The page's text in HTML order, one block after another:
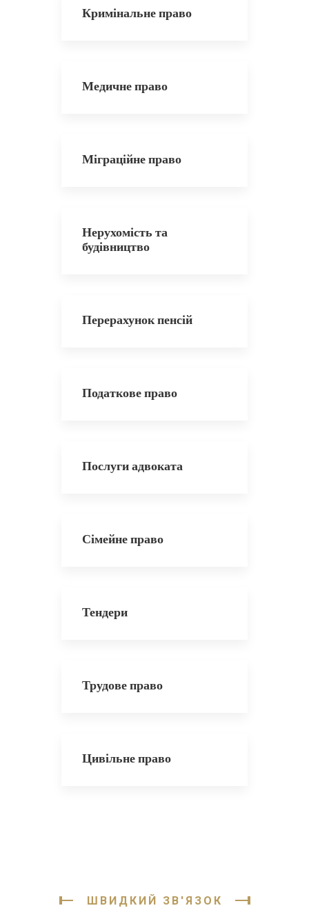
Кримінальне право
Медичне право
Міграційне право
Нерухомість та
будівництво
Перерахунок пенсій
Податкове право
Послуги адвоката
Сімейне право
Тендери
Трудове право
Цивільне право
ШВИДКИЙ ЗВ'ЯЗОК